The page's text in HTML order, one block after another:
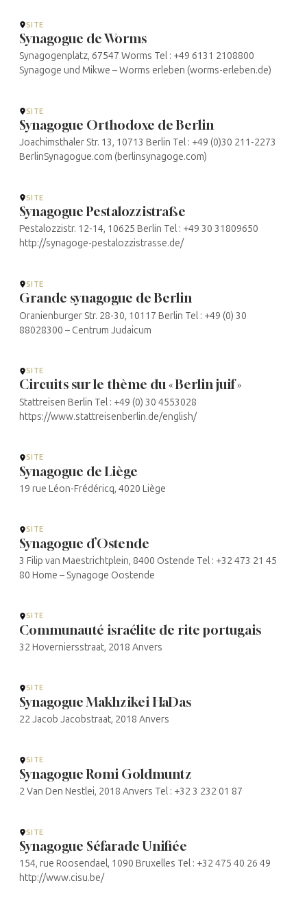
SITE
Synagogue de Worms
Synagogenplatz, 67547 Worms Tel : +49 6131 2108800
Synagoge und Mikwe – Worms erleben (worms-erleben.de)
SITE
Synagogue Orthodoxe de Berlin
Joachimsthaler Str. 13, 10713 Berlin Tel : +49 (0)30 211-2273
BerlinSynagogue.com (berlinsynagoge.com)
SITE
Synagogue Pestalozzistraße
Pestalozzistr. 12-14, 10625 Berlin Tel : +49 30 31809650
http://synagoge-pestalozzistrasse.de/
SITE
Grande synagogue de Berlin
Oranienburger Str. 28-30, 10117 Berlin Tel : +49 (0) 30
88028300 – Centrum Judaicum
SITE
Circuits sur le thème du « Berlin juif »
Stattreisen Berlin Tel : +49 (0) 30 4553028
https://www.stattreisenberlin.de/english/
SITE
Synagogue de Liège
19 rue Léon-Frédéricq, 4020 Liège
SITE
Synagogue d’Ostende
3 Filip van Maestrichtplein, 8400 Ostende Tel : +32 473 21 45
80 Home – Synagoge Oostende
SITE
Communauté israélite de rite portugais
32 Hoverniersstraat, 2018 Anvers
SITE
Synagogue Makhzikei HaDas
22 Jacob Jacobstraat, 2018 Anvers
SITE
Synagogue Romi Goldmuntz
2 Van Den Nestlei, 2018 Anvers Tel : +32 3 232 01 87
SITE
Synagogue Séfarade Unifiée
154, rue Roosendael, 1090 Bruxelles Tel : +32 475 40 26 49
http://www.cisu.be/